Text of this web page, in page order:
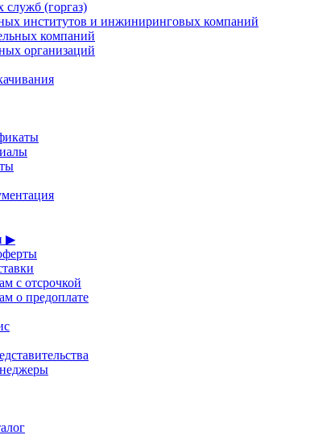
служб (горгаз)
институтов и инжиниринговых компаний
компаний
организаций
▶
с отсрочкой
о предоплате